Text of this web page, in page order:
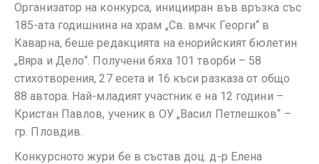
Организатор на конкурса, иницииран във връзка със
185-ата годишнина на храм „Св. вмчк Георги“ в
Каварна, беше редакцията на енорийският бюлетин
„Вяра и Дело“. Получени бяха 101 творби – 58
стихотворения, 27 есета и 16 къси разказа от общо
88 автора. Най-младият участник е на 12 години –
Кристан Павлов, ученик в ОУ „Васил Петлешков“ –
гр. Пловдив.
Конкурсното жури бе в състав доц. д-р Елена